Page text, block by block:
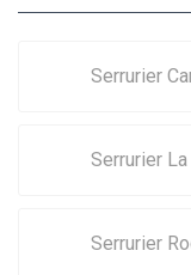
Serrurier
Serrurier
Serrurier